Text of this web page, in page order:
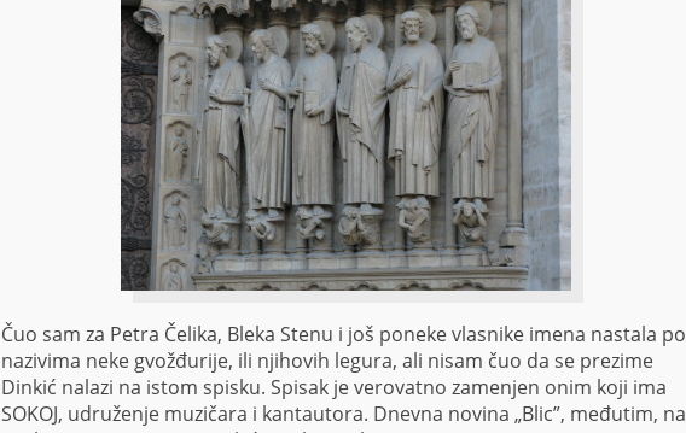
Čuo sam za Petra Čelika, Bleka Stenu i još poneke vlasnike imena nastala po
nazivima neke gvožđurije, ili njihovih legura, ali nisam čuo da se prezime
Dinkić nalazi na istom spisku. Spisak je verovatno zamenjen onim koji ima
SOKOJ, udruženje muzičara i kantautora. Dnevna novina „Blic”, međutim, na